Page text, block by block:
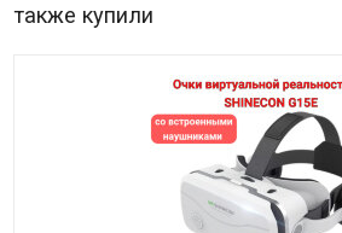
также купили